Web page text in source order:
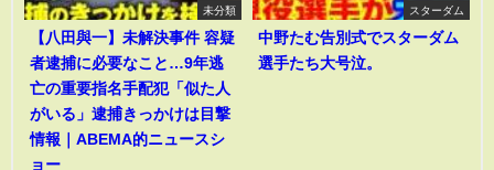
未分類
【八田與一】未解決事件 容疑
者逮捕に必要なこと…9年逃
亡の重要指名手配犯「似た人
がいる」逮捕きっかけは目撃
情報｜ABEMA的ニュースシ
ョー
スターダム
中野たむ告別式でスターダム
選手たち大号泣。